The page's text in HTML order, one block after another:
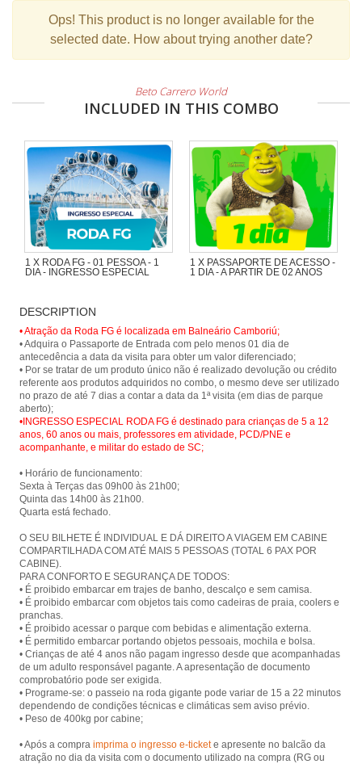
Ops! This product is no longer available for the
selected date. How about trying another date?
Beto Carrero World
INCLUDED IN THIS COMBO
1 X RODA FG - 01 PESSOA - 1
DIA - INGRESSO ESPECIAL
1 X PASSAPORTE DE ACESSO -
1 DIA - A PARTIR DE 02 ANOS
DESCRIPTION
• Atração da Roda FG é localizada em Balneário Camboriú;
• Adquira o Passaporte de Entrada com pelo menos 01 dia de
antecedência a data da visita para obter um valor diferenciado;
• Por se tratar de um produto único não é realizado devolução ou crédito
referente aos produtos adquiridos no combo, o mesmo deve ser utilizado
no prazo de até 7 dias a contar a data da 1ª visita (em dias de parque
•INGRESSO ESPECIAL RODA FG é destinado para crianças de 5 a 12
anos, 60 anos ou mais, professores em atividade, PCD/PNE e
acompanhante, e militar do estado de SC;
• Horário de funcionamento:
Sexta à Terças das 09h00 às 21h00;
Quinta das 14h00 às 21h00.
Quarta está fechado.
O SEU BILHETE É INDIVIDUAL E DÁ DIREITO A VIAGEM EM CABINE
COMPARTILHADA COM ATÉ MAIS 5 PESSOAS (TOTAL 6 PAX POR
CABINE).
PARA CONFORTO E SEGURANÇA DE TODOS:
• É proibido embarcar em trajes de banho, descalço e sem camisa.
• É proibido embarcar com objetos tais como cadeiras de praia, coolers e
pranchas.
• É proibido acessar o parque com bebidas e alimentação externa.
• É permitido embarcar portando objetos pessoais, mochila e bolsa.
• Crianças de até 4 anos não pagam ingresso desde que acompanhadas
de um adulto responsável pagante. A apresentação de documento
comprobatório pode ser exigida.
• Programe-se: o passeio na roda gigante pode variar de 15 a 22 minutos
dependendo de condições técnicas e climáticas sem aviso prévio.
• Peso de 400kg por cabine;
• Após a compra imprima o ingresso e-tickete apresente no balcão da
atração no dia da visita com o documento utilizado na compra (RG ou